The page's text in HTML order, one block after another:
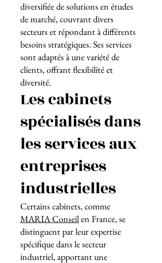
diversifiée de solutions en études
de marché, couvrant divers
secteurs et répondant à différents
besoins stratégiques. Ses services
sont adaptés à une variété de
clients, offrant flexibilité et
diversité.
Les cabinets
spécialisés dans
les services aux
entreprises
industrielles
Certains cabinets, comme
MARIA Conseilen France, se
distinguent par leur expertise
spécifique dans le secteur
industriel, apportant une